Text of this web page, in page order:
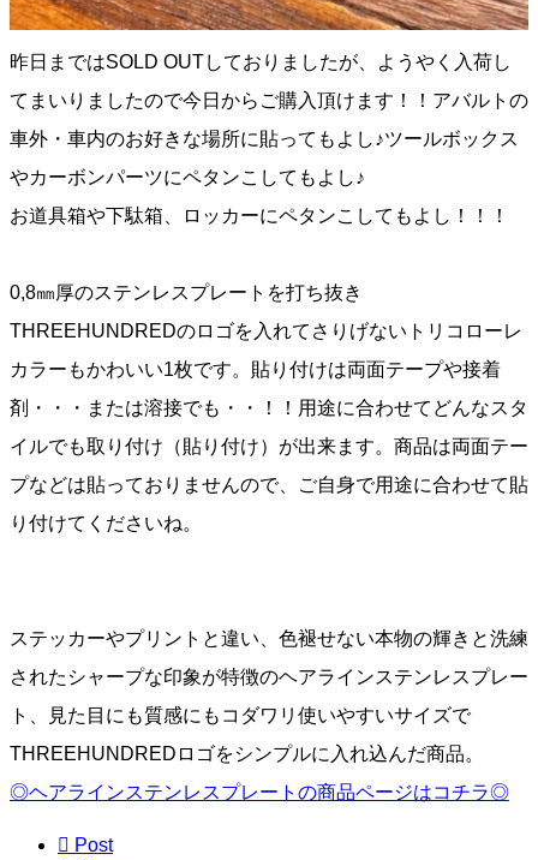
昨日まではSOLD OUTしておりましたが、ようやく入荷し
てまいりましたので今日からご購入頂けます！！アバルトの
車外・車内のお好きな場所に貼ってもよし♪ツールボックス
やカーボンパーツにペタンこしてもよし♪
お道具箱や下駄箱、ロッカーにペタンこしてもよし！！！
0,8㎜厚のステンレスプレートを打ち抜き
THREEHUNDREDのロゴを入れてさりげないトリコローレ
カラーもかわいい1枚です。貼り付けは両面テープや接着
剤・・・または溶接でも・・！！用途に合わせてどんなスタ
イルでも取り付け（貼り付け）が出来ます。商品は両面テー
プなどは貼っておりませんので、ご自身で用途に合わせて貼
り付けてくださいね。
ステッカーやプリントと違い、色褪せない本物の輝きと洗練
されたシャープな印象が特徴のヘアラインステンレスプレー
ト、見た目にも質感にもコダワリ使いやすいサイズで
THREEHUNDREDロゴをシンプルに入れ込んだ商品。
◎ヘアラインステンレスプレートの商品ページはコチラ◎
 Post